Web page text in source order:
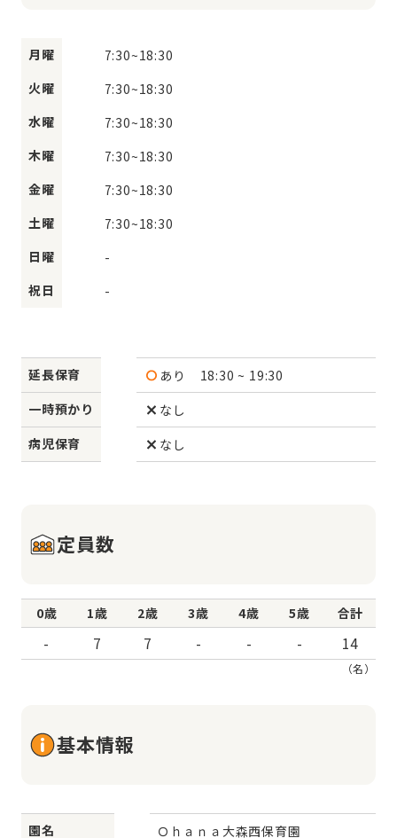
月曜 7:30~18:30
火曜
7:30~18:30
水曜
7:30~18:30
木曜
7:30~18:30
金曜
7:30~18:30
土曜
7:30~18:30
日曜
-
祝日
-
延長保育 あり
18:30 ~ 19:30
一時預かり
なし
病児保育
なし
定員数
0歳 1歳 2歳 3歳 4歳 5歳 合計
- 7 7 - - - 14
（名）
基本情報
園名
Ｏｈａｎａ大森西保育園